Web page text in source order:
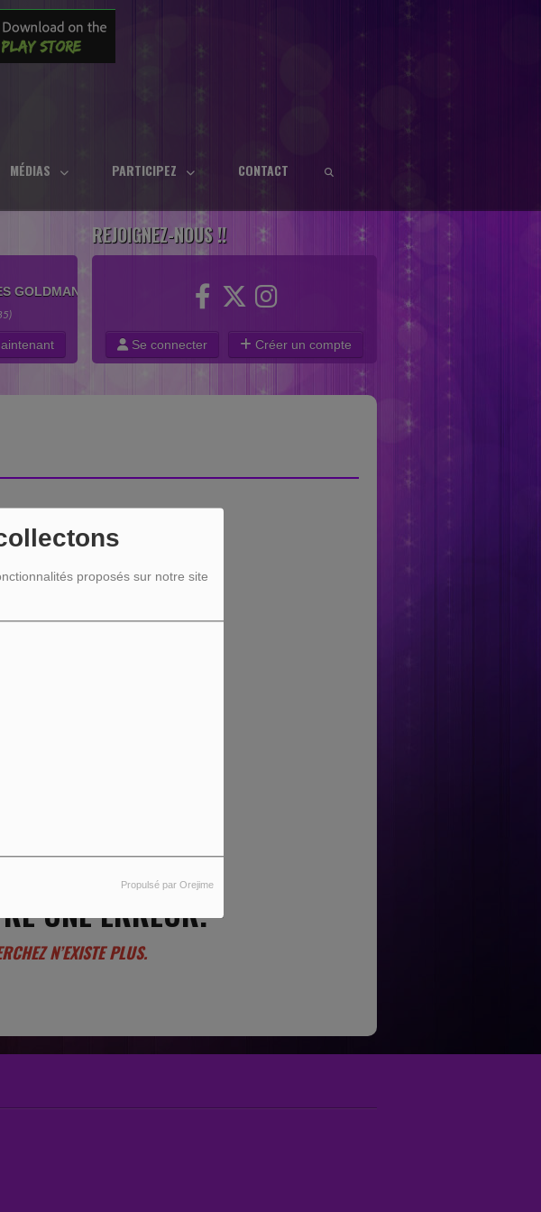
proposés sur notre site
Propulsé par Orejime
MÉDIAS PARTICIPEZ CONTACT
GOLDMAN
REJOIGNEZ-NOUS !!
Se connecter Créer un compte
UNE ERREUR.
N’EXISTE PLUS.